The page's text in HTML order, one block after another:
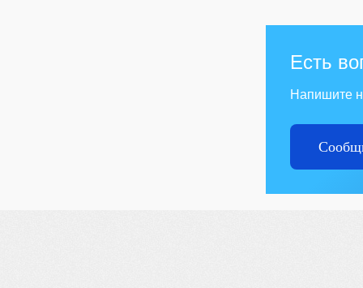
Есть
Напишите